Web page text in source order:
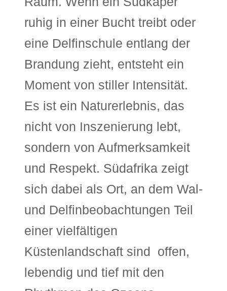
ruhig in einer Bucht treibt oder
eine Delfinschule entlang der
Brandung zieht, entsteht ein
Moment von stiller Intensität.
Es ist ein Naturerlebnis, das
nicht von Inszenierung lebt,
sondern von Aufmerksamkeit
und Respekt. Südafrika zeigt
sich dabei als Ort, an dem Wal-
und Delfinbeobachtungen Teil
einer vielfältigen
Küstenlandschaft sind  offen,
lebendig und tief mit den